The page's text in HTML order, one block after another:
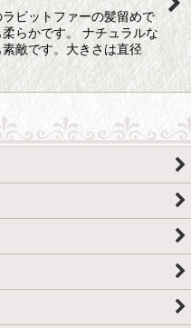
ビットファーの髪留めで
らかです。 ナチュラルな
敵です。大きさは直径